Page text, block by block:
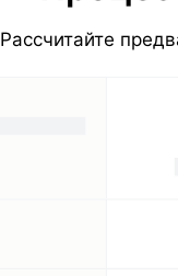
Рассчитайте